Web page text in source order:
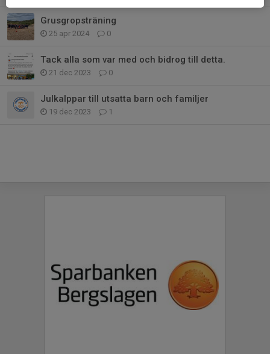
Grusgropsträning
25 apr 2024 0
Tack alla som var med och bidrog till detta.
21 dec 2023 0
Julkalppar till utsatta barn och familjer
19 dec 2023 1